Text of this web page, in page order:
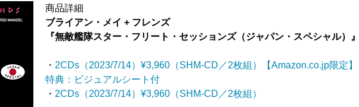
商品詳細
ブライアン・メイ + フレンズ
『無敵艦隊スター・フリート・セッションズ（ジャパン・スペシャル）』
・ 2CDs（2023/7/14）¥3,960（SHM-CD／2枚組）【Amazon.co.jp限定】
特典：ビジュアルシート付
・ 2CDs（2023/7/14）¥3,960（SHM-CD／2枚組）